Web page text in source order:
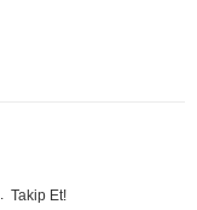
Takip Et!